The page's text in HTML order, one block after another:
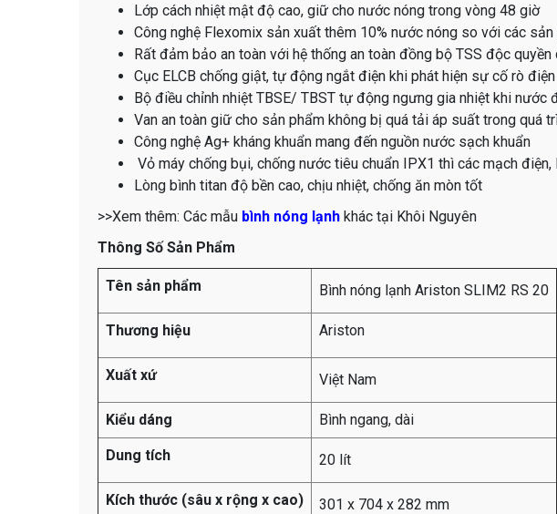
Lớp cách nhiệt mật độ cao, giữ cho nước nóng trong vòng 48 giờ
Công nghệ Flexomix sản xuất thêm 10% nước nóng so với các
Rất đảm bảo an toàn với hệ thống an toàn đồng bộ TSS độc
Cục ELCB chống giật, tự động ngắt điện khi phát hiện sự cố rò điện
Bộ điều chỉnh nhiệt TBSE/ TBST tự động ngưng gia nhiệt khi
Van an toàn giữ cho sản phẩm không bị quá tải áp suất trong quá
Công nghệ Ag+ kháng khuẩn mang đến nguồn nước sạch khuẩn
Vỏ máy chống bụi, chống nước tiêu chuẩn IPX1 thì các mạch
Lòng bình titan độ bền cao, chịu nhiệt, chống ăn mòn tốt
>>Xem thêm: Các mẫu bình nóng lạnh khác tại Khôi Nguyên
Thông Số Sản Phẩm
Tên sản phẩm Bình nóng lạnh Ariston SLIM2 RS 20
Thương hiệu Ariston
Xuất xứ Việt Nam
Kiểu dáng Bình ngang, dài
Dung tích 20 lít
Kích thước (sâu x rộng x cao) 301 x 704 x 282 mm